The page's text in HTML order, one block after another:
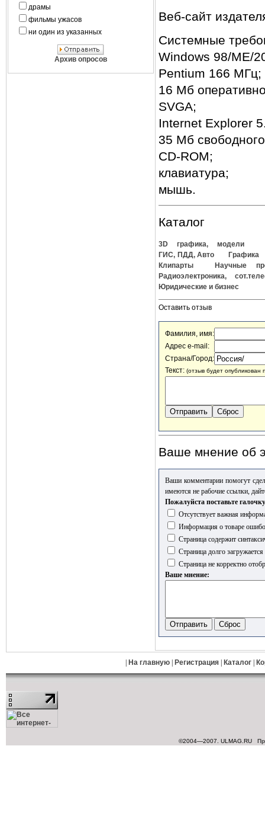
драмы
фильмы ужасов
ни один из указанных
Архив опросов
Веб-сайт
Системные
Windows 98/ME/
Pentium 166 МГц;
16 Мб
SVGA;
Internet Explorer
35 Мб
CD-ROM;
клавиатура;
мышь.
Каталог
3D графика, модели
ГИС, ПДД, Авто
Графика
Клипарты
Научные
Радиоэлектроника,
Юридические и бизнес
Оставить отзыв
Фамилия, имя:
Адрес e-mail:
Страна/Город:
Текст: (отзыв будет опубликован
Ваше мнение об
Ваши комментарии помогут
имеются не рабочие ссылки,
Пожалуйста поставьте
Отсутствует важная
Информация о товаре
Страница содержит
Страница долго загружается
Страница не корректно
Ваше мнение:
На главную| Регистрация| Каталог|
©2004—2007. ULMAG.RU